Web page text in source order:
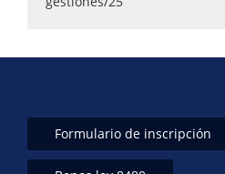
Formulario de inscripción